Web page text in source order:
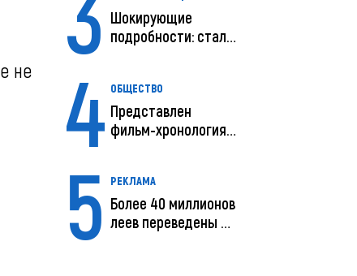
не
Шокирующие
подробности: стали
4 ОБЩЕСТВО
Представлен
фильм-хронология
5 РЕКЛАМА
Более 40 миллионов
леев переведены с